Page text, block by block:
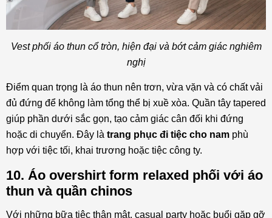
Vest phối áo thun cổ tròn, hiện đại và bớt cảm giác nghiêm
nghị
Điểm quan trọng là áo thun nên trơn, vừa vặn và có chất vải
đủ đứng để không làm tổng thể bị xuề xòa. Quần tây tapered
giúp phần dưới sắc gọn, tạo cảm giác cân đối khi đứng
hoặc di chuyển. Đây là trang phục đi tiệc cho nam phù
hợp với tiệc tối, khai trương hoặc tiệc công ty.
10. Áo overshirt form relaxed phối với áo
thun và quần chinos
Với những bữa tiệc thân mật, casual party hoặc buổi gặp gỡ